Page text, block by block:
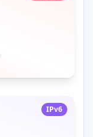
IPv6